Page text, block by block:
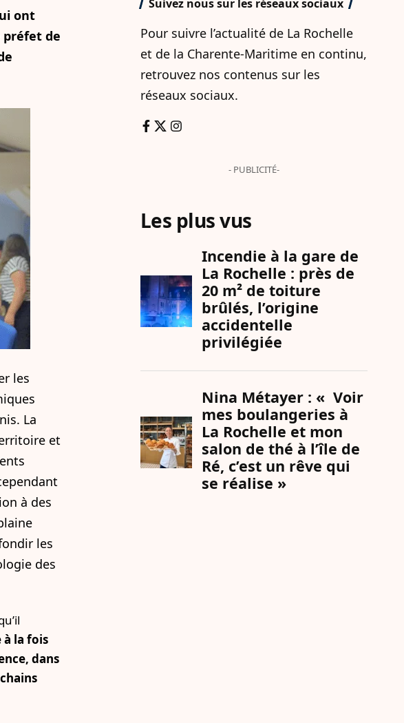
ont
préfet de
les
La
et
à des
les
des
à la fois
dans
Suivez nous sur les réseaux sociaux
Pour suivre l’actualité de La Rochelle
et de la Charente-Maritime en continu,
retrouvez nos contenus sur les
réseaux sociaux.
- PUBLICITÉ-
Les plus vus